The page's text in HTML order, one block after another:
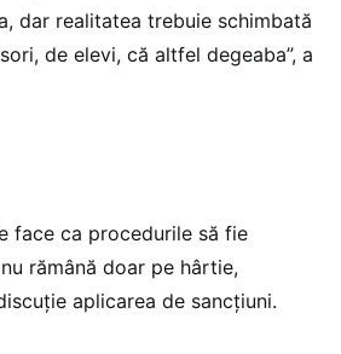
dar realitatea trebuie schimbată
de elevi, că altfel degeaba”, a
face ca procedurile să fie
rămână doar pe hârtie,
aplicarea de sancțiuni.